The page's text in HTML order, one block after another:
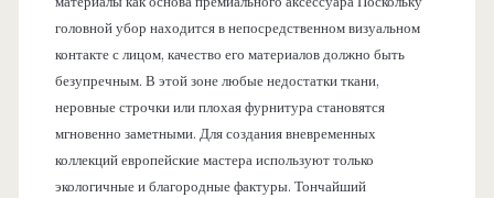
головной убор находится в непосредственном визуальном
контакте с лицом, качество его материалов должно быть
безупречным. В этой зоне любые недостатки ткани,
неровные строчки или плохая фурнитура становятся
мгновенно заметными. Для создания вневременных
коллекций европейские мастера используют только
экологичные и благородные фактуры. Тончайший